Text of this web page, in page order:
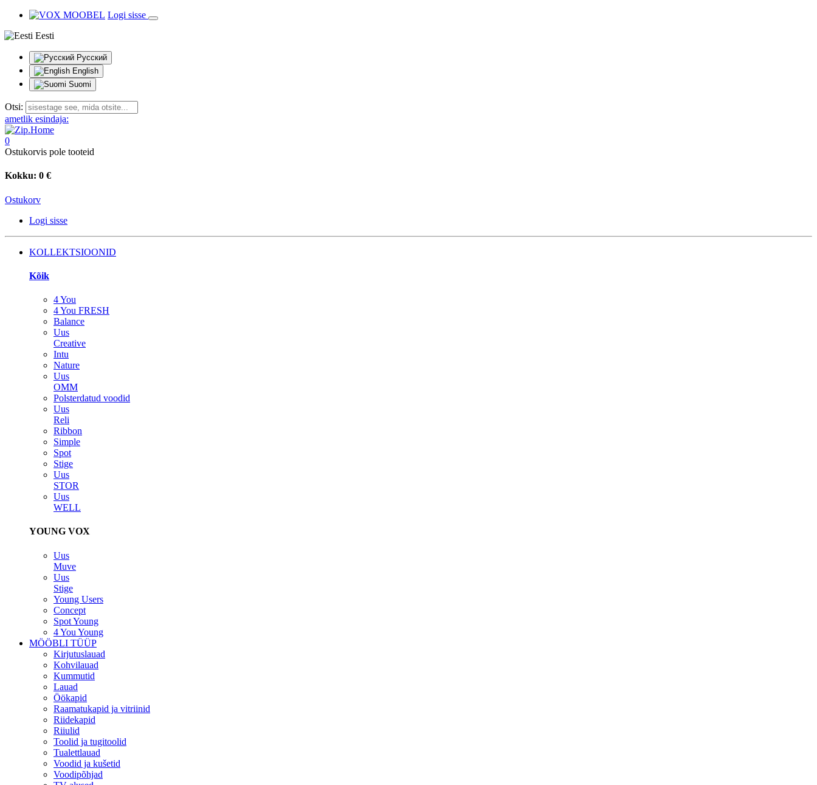
Logi sisse
Eesti
Русский
English
Suomi
Otsi:
ametlik esindaja:
0
Ostukorvis pole tooteid
Kokku: 0 €
Ostukorv
Logi sisse
KOLLEKTSIOONID
Kõik
4 You
4 You FRESH
Balance
Uus
Creative
Intu
Nature
Uus
OMM
Polsterdatud voodid
Uus
Reli
Ribbon
Simple
Spot
Stige
Uus
STOR
Uus
WELL
YOUNG VOX
Uus
Muve
Uus
Stige
Young Users
Concept
Spot Young
4 You Young
MÖÖBLI TÜÜP
Kirjutuslauad
Kohvilauad
Kummutid
Lauad
Öökapid
Raamatukapid ja vitriinid
Riidekapid
Riiulid
Toolid ja tugitoolid
Tualettlauad
Voodid ja kušetid
Voodipõhjad